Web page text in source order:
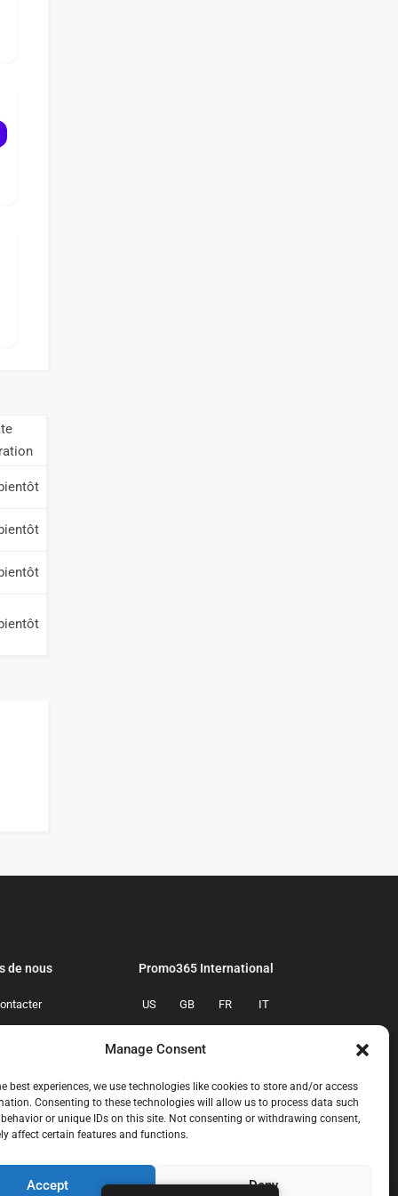
Manage Consent
best experiences, we use technologies like cookies to store and/or access
Consenting to these technologies will allow us to process data such
or unique IDs on this site. Not consenting or withdrawing consent,
affect certain features and functions.
Accept Deny
de nous Promo365 International
US GB FR IT